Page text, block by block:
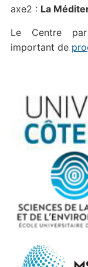
axe2 : La
Le Centre
important de